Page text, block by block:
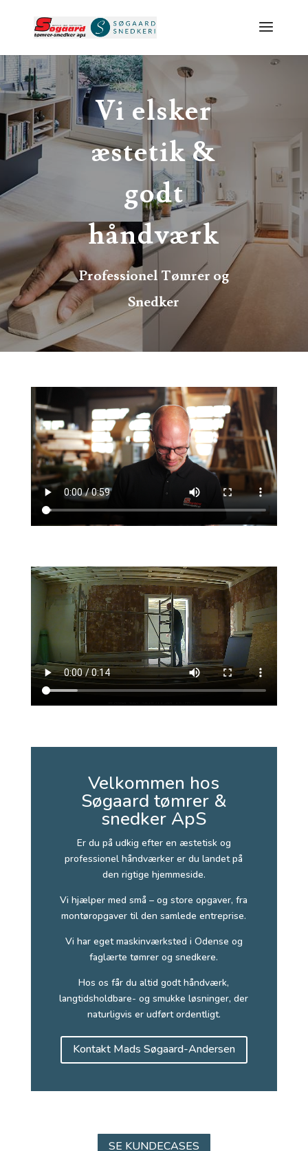
Vi elsker
æstetik &
godt
håndværk
Professionel Tømrer og
Snedker
Velkommen hos
Søgaard tømrer &
snedker ApS
Er du på udkig efter en æstetisk og
professionel håndværker er du landet på
den rigtige hjemmeside.
Vi hjælper med små – og store opgaver, fra
montøropgaver til den samlede entreprise.
Vi har eget maskinværksted i Odense og
faglærte tømrer og snedkere.
Hos os får du altid godt håndværk,
langtidsholdbare- og smukke løsninger, der
naturligvis er udført ordentligt.
Kontakt Mads Søgaard-Andersen
SE KUNDECASES